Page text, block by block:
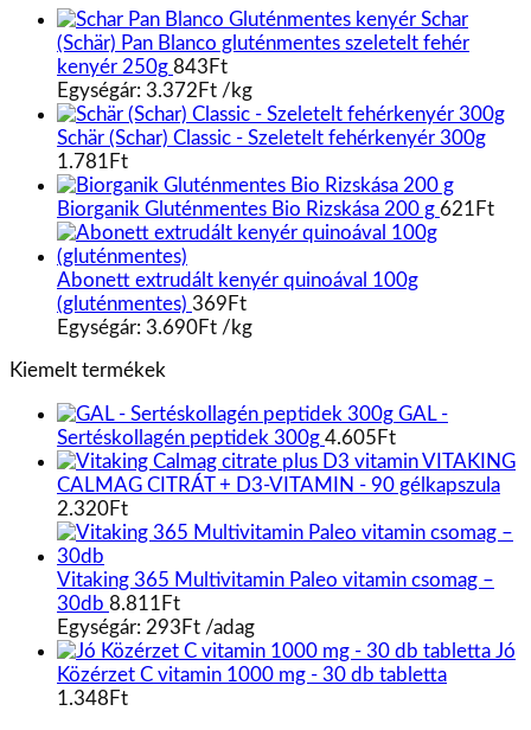
Schar
(Schär) Pan Blanco gluténmentes szeletelt fehér
kenyér 250g 843 Ft
Egységár: 3.372 Ft /kg
Schär (Schar) Classic - Szeletelt fehérkenyér 300g
1.781 Ft
Biorganik Gluténmentes Bio Rizskása 200 g 621 Ft
Abonett extrudált kenyér quinoával 100g
(gluténmentes) 369 Ft
Egységár: 3.690Ft /kg
Kiemelt termékek
GAL -
Sertéskollagén peptidek 300g 4.605 Ft
VITAKING
CALMAG CITRÁT + D3-VITAMIN - 90 gélkapszula
2.320Ft
Vitaking 365 Multivitamin Paleo vitamin csomag –
30db 8.811 Ft
Egységár: 293 Ft /adag
Jó
Közérzet C vitamin 1000 mg - 30 db tabletta
1.348 Ft